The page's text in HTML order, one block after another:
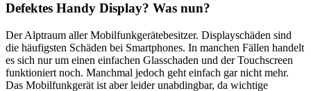
Defektes Handy Display? Was nun?
Der Alptraum aller Mobilfunkgerätebesitzer. Displayschäden sind
die häufigsten Schäden bei Smartphones. In manchen Fällen handelt
es sich nur um einen einfachen Glasschaden und der Touchscreen
funktioniert noch. Manchmal jedoch geht einfach gar nicht mehr.
Das Mobilfunkgerät ist aber leider unabdingbar, da wichtige